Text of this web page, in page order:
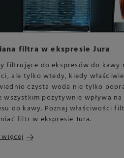
filtra w ekspresie Jura
filtrujące do ekspresów do kawy
ale tylko wtedy, kiedy
czysta woda nie tylko
wszystkim pozytywnie wpływa
do kawy. Poznaj właściwości
filtr w ekspresie Jura.